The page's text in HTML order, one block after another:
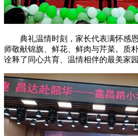
典礼温情时刻，家长代表满怀感
师敬献锦旗、鲜花、鲜肉与芹菜。质
诠释了同心共育、温情相伴的最美家园